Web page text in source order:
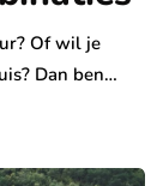
Of wil je
Dan ben…